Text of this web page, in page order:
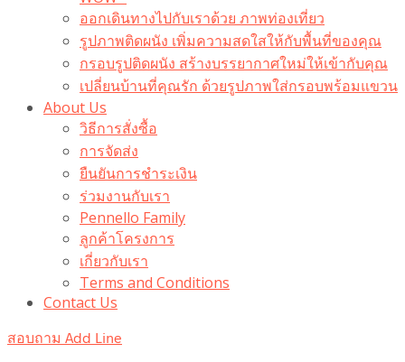
ออกเดินทางไปกับเราด้วย ภาพท่องเที่ยว
รูปภาพติดผนัง เพิ่มความสดใสให้กับพื้นที่ของคุณ
กรอบรูปติดผนัง สร้างบรรยากาศใหม่ให้เข้ากับคุณ
เปลี่ยนบ้านที่คุณรัก ด้วยรูปภาพใส่กรอบพร้อมแขวน​
About Us
วิธีการสั่งซื้อ
การจัดส่ง
ยืนยันการชำระเงิน
ร่วมงานกับเรา
Pennello Family
ลูกค้าโครงการ
เกี่ยวกับเรา
Terms and Conditions
Contact Us
สอบถาม Add Line